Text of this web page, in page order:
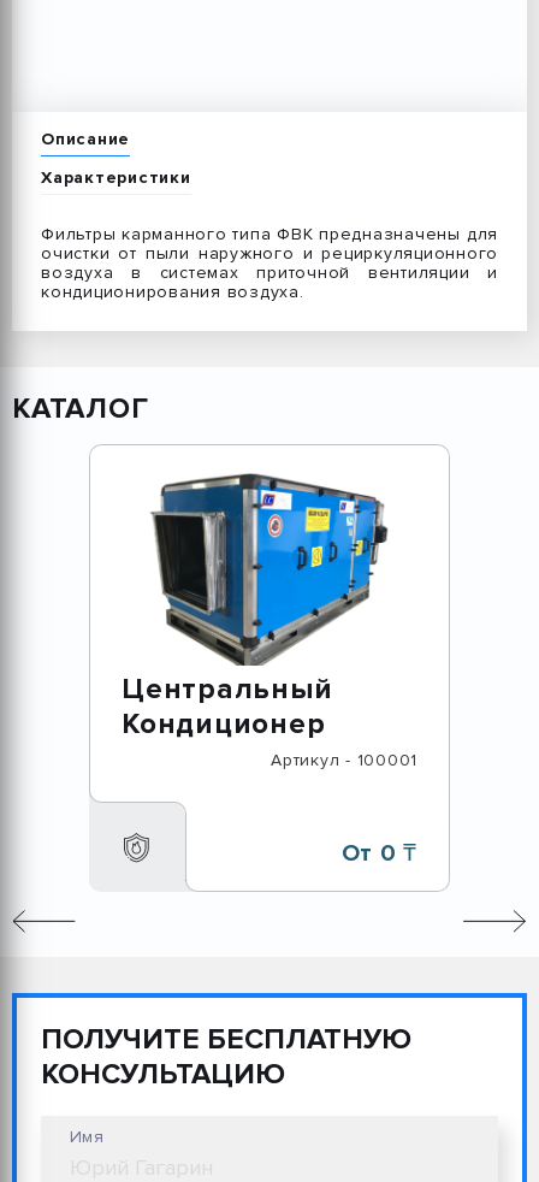
Описание
Характеристики
Фильтры карманного типа ФВК предназначены для
очистки от пыли наружного и рециркуляционного
воздуха в системах приточной вентиляции и
кондиционирования воздуха.
КАТАЛОГ
Центральный
Кондиционер
Артикул - 100001
От 0 ₸
ПОЛУЧИТЕ БЕСПЛАТНУЮ
КОНСУЛЬТАЦИЮ
Имя